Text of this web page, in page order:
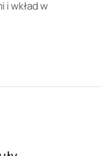
i wkład w